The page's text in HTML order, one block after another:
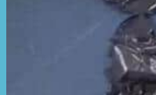
Dù che
Dù lệch
Sản Phẩm
Mái hiên
Mái xếp
Nhà bạt